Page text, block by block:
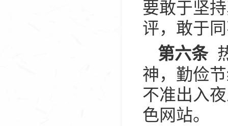
要敢于坚
评，敢于
第六条
神，勤俭
不准出入
色网站。